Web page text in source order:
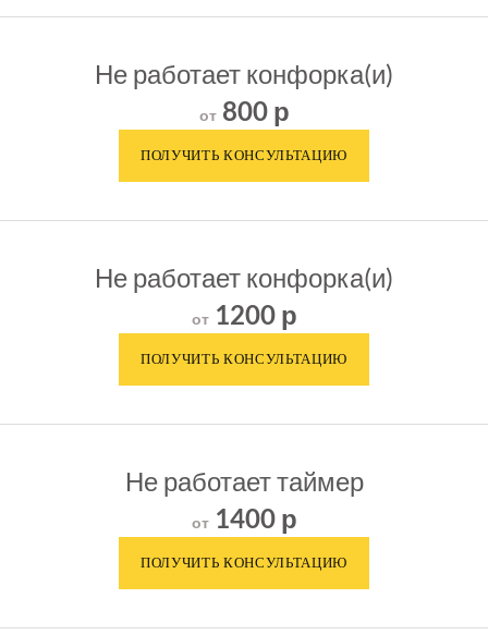
Не работает конфорка(и)
от800 р
Не работает конфорка(и)
от1200 р
Не работает таймер
от1400 р